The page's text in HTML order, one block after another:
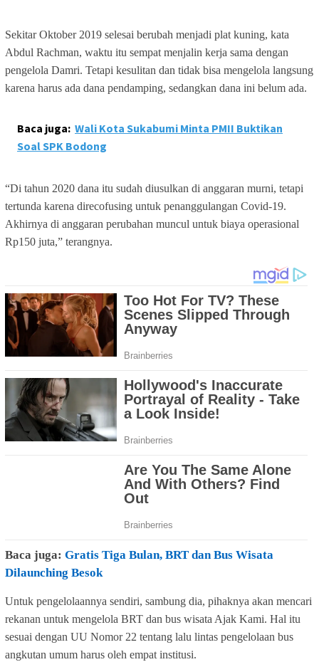
Sekitar Oktober 2019 selesai berubah menjadi plat kuning, kata
Abdul Rachman, waktu itu sempat menjalin kerja sama dengan
pengelola Damri. Tetapi kesulitan dan tidak bisa mengelola langsung
karena harus ada dana pendamping, sedangkan dana ini belum ada.
Baca juga: Wali Kota Sukabumi Minta PMII Buktikan
Soal SPK Bodong
“Di tahun 2020 dana itu sudah diusulkan di anggaran murni, tetapi
tertunda karena direcofusing untuk penanggulangan Covid-19.
Akhirnya di anggaran perubahan muncul untuk biaya operasional
Rp150 juta,” terangnya.
Baca juga: Gratis Tiga Bulan, BRT dan Bus Wisata
Dilaunching Besok
Untuk pengelolaannya sendiri, sambung dia, pihaknya akan mencari
rekanan untuk mengelola BRT dan bus wisata Ajak Kami. Hal itu
sesuai dengan UU Nomor 22 tentang lalu lintas pengelolaan bus
angkutan umum harus oleh empat institusi.